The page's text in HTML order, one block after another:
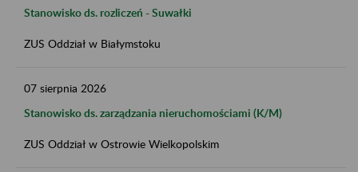
Stanowisko ds. rozliczeń - Suwałki
ZUS Oddział w Białymstoku
07 sierpnia 2026
Stanowisko ds. zarządzania nieruchomościami (K/M)
ZUS Oddział w Ostrowie Wielkopolskim